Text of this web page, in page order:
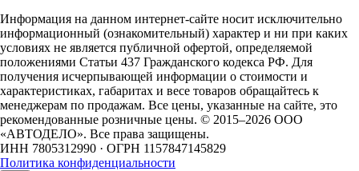
Информация на данном интернет-сайте носит исключительно
информационный (ознакомительный) характер и ни при каких
условиях не является публичной офертой, определяемой
положениями Статьи 437 Гражданского кодекса РФ. Для
получения исчерпывающей информации о стоимости и
характеристиках, габаритах и весе товаров обращайтесь к
менеджерам по продажам. Все цены, указанные на сайте, это
рекомендованные розничные цены. © 2015–2026 ООО
«АВТОДЕЛО». Все права защищены.
ИНН 7805312990 · ОГРН 1157847145829
Политика конфиденциальности